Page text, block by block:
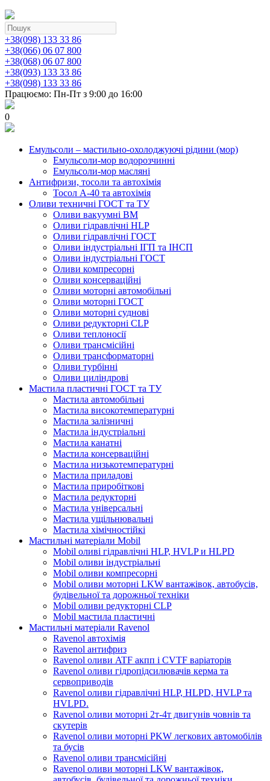
+38(098) 133 33 86
+38(066) 06 07 800
+38(068) 06 07 800
+38(093) 133 33 86
+38(098) 133 33 86
Працюємо: Пн-Пт з 9:00 до 16:00
0
Емульсоли – мастильно-охолоджуючі рідини (мор)
Емульсоли-мор водорозчинні
Емульсоли-мор масляні
Антифризи, тосоли та автохімія
Тосол А-40 та автохімія
Оливи техничні ГОСТ та ТУ
Оливи вакуумні ВМ
Оливи гідравлічні HLP
Оливи гідравлічні ГОСТ
Оливи індустріальні ІГП та ІНСП
Оливи індустріальні ГОСТ
Оливи компресорні
Оливи консерваційні
Оливи моторні автомобільні
Оливи моторні ГОСТ
Оливи моторні суднові
Оливи редукторні CLP
Оливи теплоносії
Оливи трансмісійні
Оливи трансформаторні
Оливи турбінні
Оливи циліндрові
Мастила пластичні ГОСТ та ТУ
Мастила автомобільні
Мастила високотемпературні
Мастила залізничні
Мастила індустріальні
Мастила канатні
Мастила консерваційні
Мастила низькотемпературні
Мастила приладові
Мастила приробіткові
Мастила редукторні
Мастила універсальні
Мастила ущільнювальні
Мастила хімічностійкі
Мастильні матеріали Mobil
Mobil оливі гідравлічні HLP, HVLP и HLPD
Mobil оливи індустріальні
Mobil оливи компресорні
Mobil оливи моторні LKW вантажівок, автобусів,
будівельної та дорожньої техніки
Mobil оливи редукторні CLP
Mobil мастила пластичні
Мастильні матеріали Ravenol
Ravenol автохімія
Ravenol антифриз
Ravenol оливи ATF акпп і CVTF варіаторів
Ravenol оливи гідропідсилювачів керма та
сервоприводів
Ravenol оливи гідравлічні HLP, HLPD, HVLP та
HVLPD.
Ravenol оливи моторні 2т-4т двигунів човнів та
скутерів
Ravenol оливи моторні PKW легкових автомобілів
та бусів
Ravenol оливи трансмісійні
Ravenol оливи моторні LKW вантажівок,